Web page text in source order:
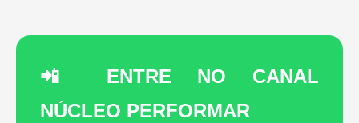
📲 ENTRE NO CANAL
NÚCLEO PERFORMAR